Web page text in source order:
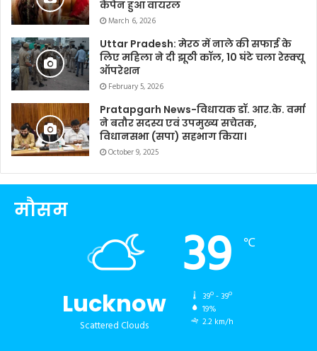
कैंपेन हुआ वायरल
March 6, 2026
Uttar Pradesh: मेरठ में नाले की सफाई के
लिए महिला ने दी झूठी कॉल, 10 घंटे चला रेस्क्यू
ऑपरेशन
February 5, 2026
Pratapgarh News-विधायक डॉ. आर.के. वर्मा
ने बतौर सदस्य एवं उपमुख्य सचेतक,
विधानसभा (सपा) सहभाग किया।
October 9, 2025
मौसम
Lucknow
Scattered Clouds
39 ℃
39º - 39º
19%
2.2 km/h